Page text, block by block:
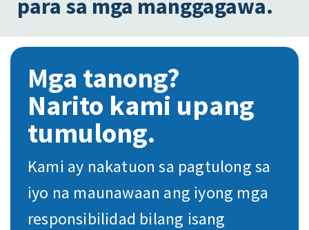
para sa mga manggagawa.
Mga tanong?
Narito kami upang
tumulong.
Kami ay nakatuon sa pagtulong sa
iyo na maunawaan ang iyong mga
responsibilidad bilang isang